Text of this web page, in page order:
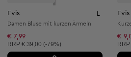
Evis L
Damen Bluse mit kurzen Ärmeln
€ 7,99
Unverbindliche Preisempfehlung:
RRP € 39,00 (-79%)
Evis
€
RRP